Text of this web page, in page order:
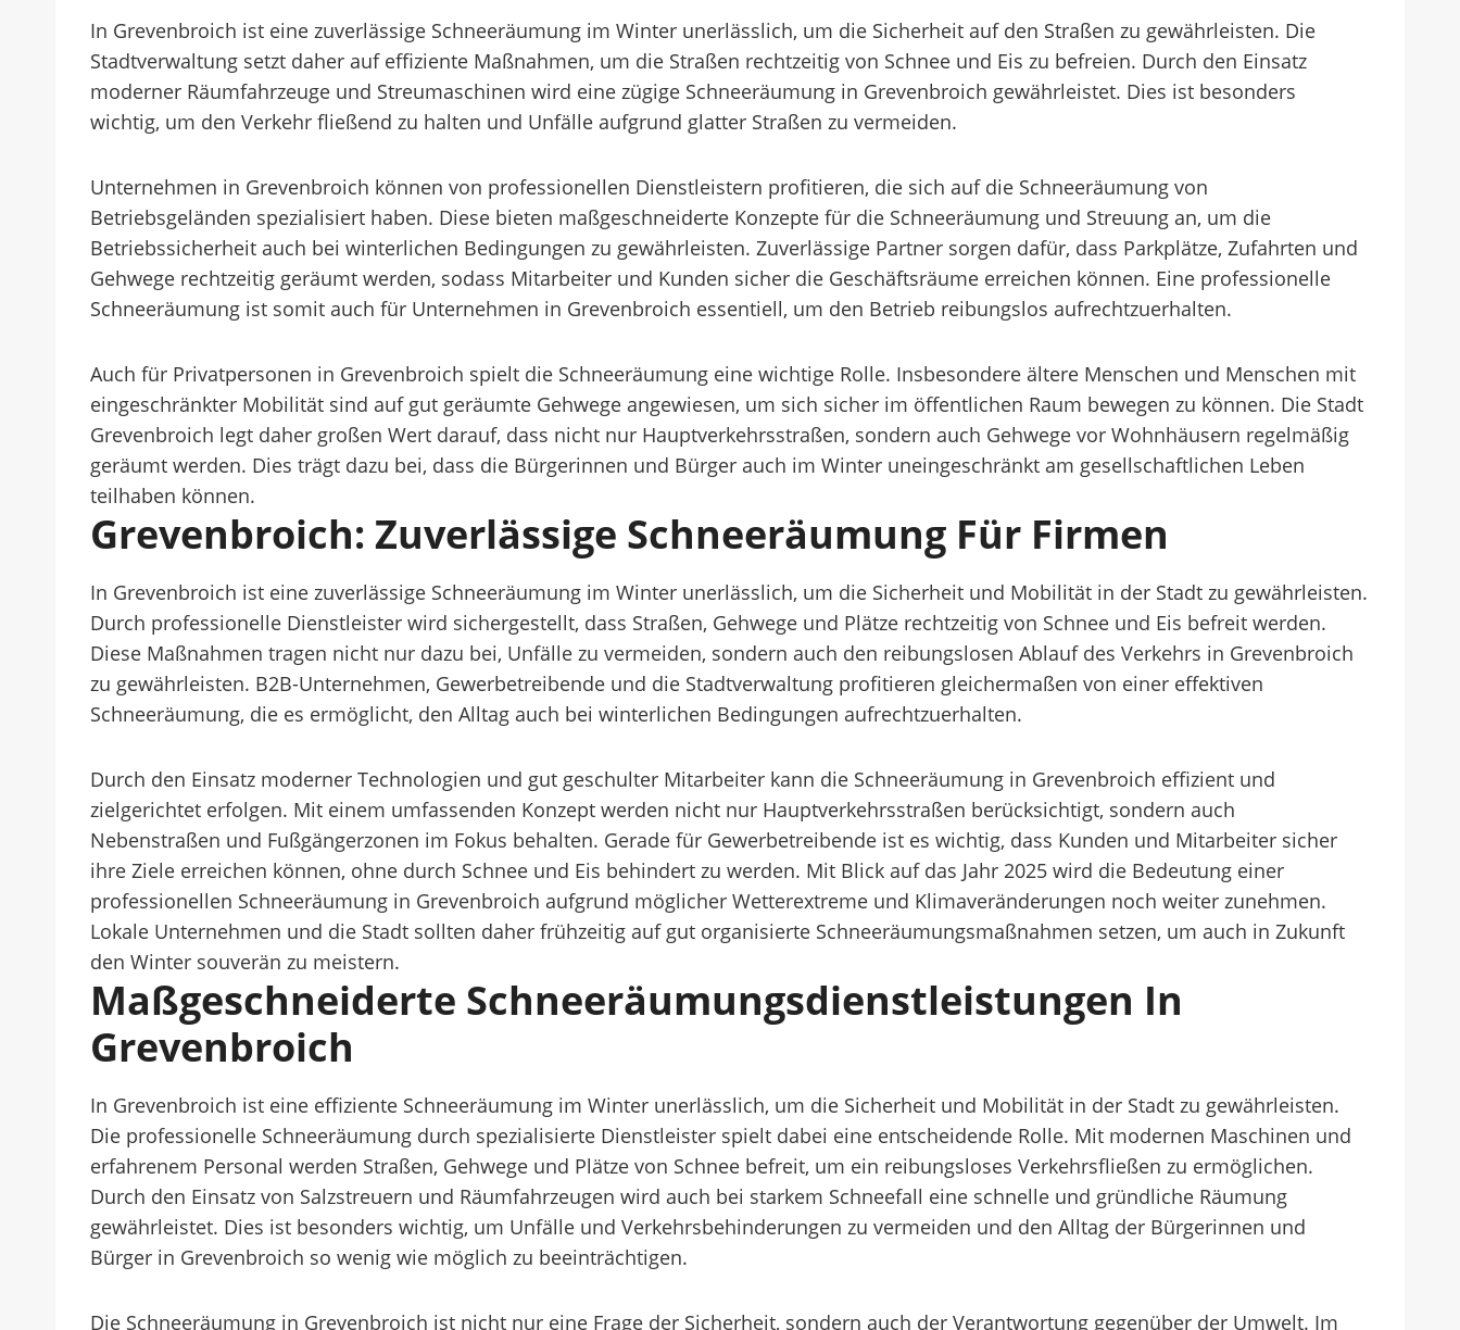
In Grevenbroich ist eine zuverlässige Schneeräumung im Winter unerlässlich, um die Sicherheit auf den Straßen zu gewährleisten. Die
Stadtverwaltung setzt daher auf effiziente Maßnahmen, um die Straßen rechtzeitig von Schnee und Eis zu befreien. Durch den Einsatz
moderner Räumfahrzeuge und Streumaschinen wird eine zügige Schneeräumung in Grevenbroich gewährleistet. Dies ist besonders
wichtig, um den Verkehr fließend zu halten und Unfälle aufgrund glatter Straßen zu vermeiden.
Unternehmen in Grevenbroich können von professionellen Dienstleistern profitieren, die sich auf die Schneeräumung von
Betriebsgeländen spezialisiert haben. Diese bieten maßgeschneiderte Konzepte für die Schneeräumung und Streuung an, um die
Betriebssicherheit auch bei winterlichen Bedingungen zu gewährleisten. Zuverlässige Partner sorgen dafür, dass Parkplätze, Zufahrten und
Gehwege rechtzeitig geräumt werden, sodass Mitarbeiter und Kunden sicher die Geschäftsräume erreichen können. Eine professionelle
Schneeräumung ist somit auch für Unternehmen in Grevenbroich essentiell, um den Betrieb reibungslos aufrechtzuerhalten.
Auch für Privatpersonen in Grevenbroich spielt die Schneeräumung eine wichtige Rolle. Insbesondere ältere Menschen und Menschen mit
eingeschränkter Mobilität sind auf gut geräumte Gehwege angewiesen, um sich sicher im öffentlichen Raum bewegen zu können. Die Stadt
Grevenbroich legt daher großen Wert darauf, dass nicht nur Hauptverkehrsstraßen, sondern auch Gehwege vor Wohnhäusern regelmäßig
geräumt werden. Dies trägt dazu bei, dass die Bürgerinnen und Bürger auch im Winter uneingeschränkt am gesellschaftlichen Leben
teilhaben können.
Grevenbroich: Zuverlässige Schneeräumung Für Firmen
In Grevenbroich ist eine zuverlässige Schneeräumung im Winter unerlässlich, um die Sicherheit und Mobilität in der Stadt zu gewährleisten.
Durch professionelle Dienstleister wird sichergestellt, dass Straßen, Gehwege und Plätze rechtzeitig von Schnee und Eis befreit werden.
Diese Maßnahmen tragen nicht nur dazu bei, Unfälle zu vermeiden, sondern auch den reibungslosen Ablauf des Verkehrs in Grevenbroich
zu gewährleisten. B2B-Unternehmen, Gewerbetreibende und die Stadtverwaltung profitieren gleichermaßen von einer effektiven
Schneeräumung, die es ermöglicht, den Alltag auch bei winterlichen Bedingungen aufrechtzuerhalten.
Durch den Einsatz moderner Technologien und gut geschulter Mitarbeiter kann die Schneeräumung in Grevenbroich effizient und
zielgerichtet erfolgen. Mit einem umfassenden Konzept werden nicht nur Hauptverkehrsstraßen berücksichtigt, sondern auch
Nebenstraßen und Fußgängerzonen im Fokus behalten. Gerade für Gewerbetreibende ist es wichtig, dass Kunden und Mitarbeiter sicher
ihre Ziele erreichen können, ohne durch Schnee und Eis behindert zu werden. Mit Blick auf das Jahr 2025 wird die Bedeutung einer
professionellen Schneeräumung in Grevenbroich aufgrund möglicher Wetterextreme und Klimaveränderungen noch weiter zunehmen.
Lokale Unternehmen und die Stadt sollten daher frühzeitig auf gut organisierte Schneeräumungsmaßnahmen setzen, um auch in Zukunft
den Winter souverän zu meistern.
Maßgeschneiderte Schneeräumungsdienstleistungen In
Grevenbroich
In Grevenbroich ist eine effiziente Schneeräumung im Winter unerlässlich, um die Sicherheit und Mobilität in der Stadt zu gewährleisten.
Die professionelle Schneeräumung durch spezialisierte Dienstleister spielt dabei eine entscheidende Rolle. Mit modernen Maschinen und
erfahrenem Personal werden Straßen, Gehwege und Plätze von Schnee befreit, um ein reibungsloses Verkehrsfließen zu ermöglichen.
Durch den Einsatz von Salzstreuern und Räumfahrzeugen wird auch bei starkem Schneefall eine schnelle und gründliche Räumung
gewährleistet. Dies ist besonders wichtig, um Unfälle und Verkehrsbehinderungen zu vermeiden und den Alltag der Bürgerinnen und
Bürger in Grevenbroich so wenig wie möglich zu beeinträchtigen.
Die Schneeräumung in Grevenbroich ist nicht nur eine Frage der Sicherheit, sondern auch der Verantwortung gegenüber der Umwelt. Im